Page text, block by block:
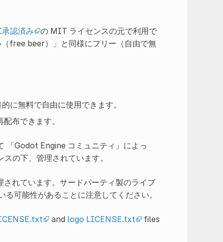
認済み
の MIT ライセンスの元で利用で
free beer）」と同様にフリー（自由で無
に無料で自由に使用できます。
布できます。
Godot Engine コミュニティ」によっ
スの下、管理されています。
れています。サードパーティ製のライブ
可能性があることに注意してください。
and logo LICENSE.txt files